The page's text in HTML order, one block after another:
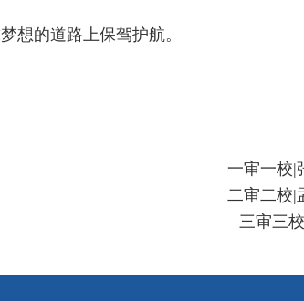
想的道路上保驾护航。
一审一校|
二审二校|
三审三校|